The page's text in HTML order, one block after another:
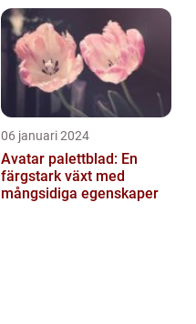
06 januari 2024
Avatar palettblad: En
färgstark växt med
mångsidiga egenskaper